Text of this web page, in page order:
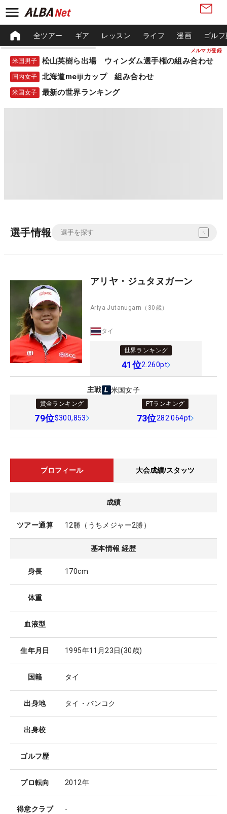
メルマガ登録
全ツアー ギア レッスン ライフ 漫画 ゴル
米国男子 松山英樹ら出場 ウィンダム選手権の組み合わせ
国内女子 北海道meijiカップ 組み合わせ
米国女子 最新の世界ランキング
選手情報
アリヤ・ジュタヌガーン
Ariya Jutanugarn （30歳）
タイ
世界ランキング
41位2.260pt
主戦 米国女子
賞金ランキング
79位$300,853
PTランキング
73位282.064pt
プロフィール 大会成績/スタッツ
成績
ツアー通算 12勝（うちメジャー2勝）
基本情報 経歴
身長 170cm
体重
血液型
生年月日 1995年11月23日(30歳)
国籍 タイ
出身地 タイ・バンコク
出身校
ゴルフ歴
プロ転向 2012年
得意クラブ -